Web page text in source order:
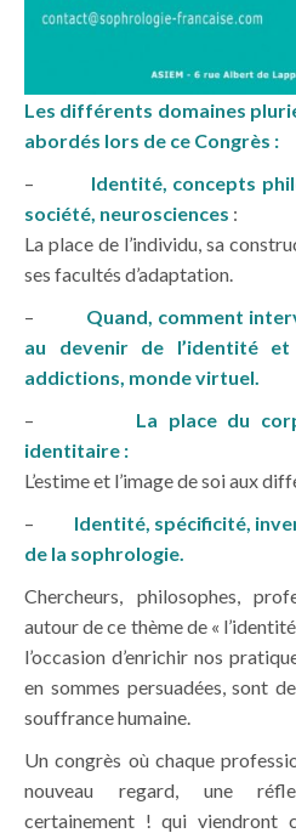
Les différents domaines
abordés lors de ce Congrès :
– Identité, concepts
société, neurosciences :
La place de l’individu, sa
ses facultés d’adaptation.
– Quand, comment
au devenir de l’identité et
addictions, monde virtuel.
– La place du
identitaire :
L’estime et l’image de soi aux
– Identité, spécificité,
de la sophrologie.
Chercheurs, philosophes,
autour de ce thème de «
l’occasion d’enrichir nos
en sommes persuadées, sont
souffrance humaine.
Un congrès où chaque
nouveau regard, une
certainement ! qui viendront